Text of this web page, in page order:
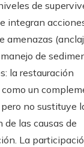
de
integran
amenazas
de
la restauración
un
no sustituye
de las causas de
La